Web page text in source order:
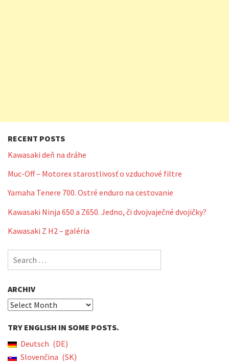
RECENT POSTS
Kawasaki deň na dráhe
Muc-Off – Motorex starostlivosť o vzduchové filtre
Yamaha Tenere 700. Ostré enduro na cestovanie
Kawasaki Ninja 650 a Z650. Jedno, či dvojvaječné dvojičky?
Kawasaki Z H2 – galéria
Search
for:
ARCHIV
Archiv
TRY ENGLISH IN SOME POSTS.
Deutsch
DE
Slovenčina
SK